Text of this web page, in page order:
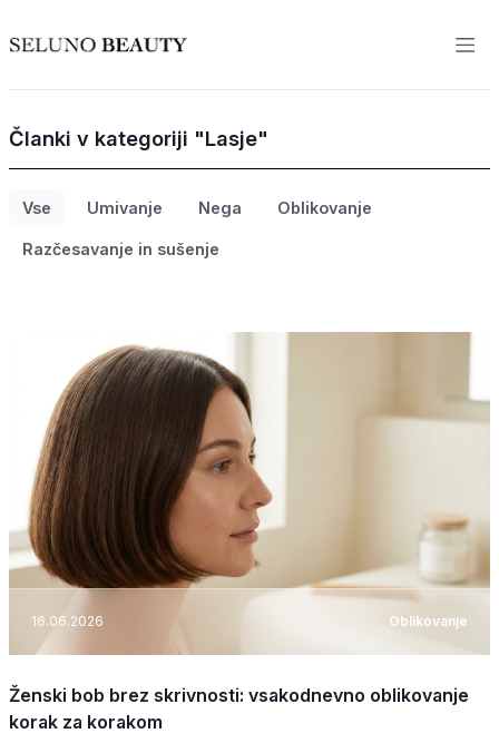
Članki v kategoriji "Lasje"
Vse Umivanje Nega Oblikovanje
Razčesavanje in sušenje
16.06.2026 Oblikovanje
Ženski bob brez skrivnosti: vsakodnevno oblikovanje
korak za korakom